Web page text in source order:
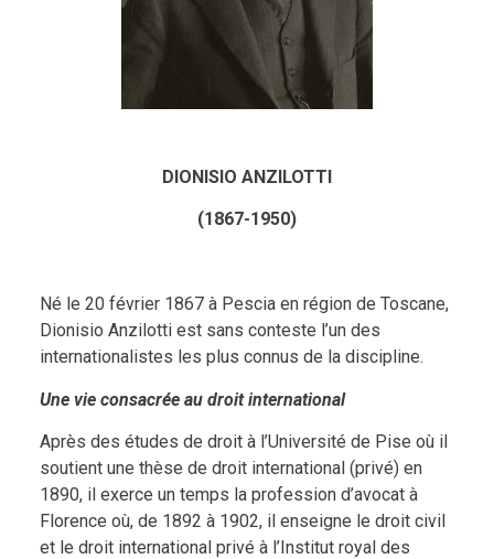
DIONISIO ANZILOTTI
(1867-1950)
Né le 20 février 1867 à Pescia en région de Toscane,
Dionisio Anzilotti est sans conteste l’un des
internationalistes les plus connus de la discipline.
Une vie consacrée au droit international
Après des études de droit à l’Université de Pise où il
soutient une thèse de droit international (privé) en
1890, il exerce un temps la profession d’avocat à
Florence où, de 1892 à 1902, il enseigne le droit civil
et le droit international privé à l’Institut royal des